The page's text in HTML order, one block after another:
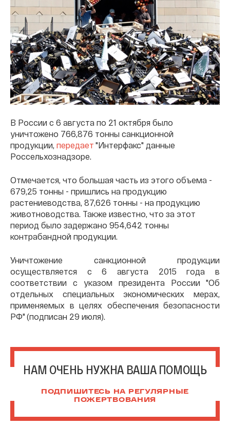
В России с 6 августа по 21 октября было
уничтожено 766,876 тонны санкционной
продукции, передает "Интерфакс" данные
Россельхознадзоре.
Отмечается, что большая часть из этого объема -
679,25 тонны - пришлись на продукцию
растениеводства, 87,626 тонны - на продукцию
животноводства. Также известно, что за этот
период было задержано 954,642 тонны
контрабандной продукции.
Уничтожение санкционной продукции
осуществляется с 6 августа 2015 года в
соответствии с указом президента России "Об
отдельных специальных экономических мерах,
применяемых в целях обеспечения безопасности
РФ" (подписан 29 июля).
НАМ ОЧЕНЬ НУЖНА ВАША ПОМОЩЬ
ПОДПИШИТЕСЬ НА РЕГУЛЯРНЫЕ
ПОЖЕРТВОВАНИЯ